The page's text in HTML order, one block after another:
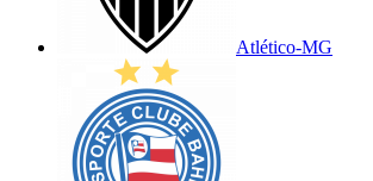
Atlético-MG